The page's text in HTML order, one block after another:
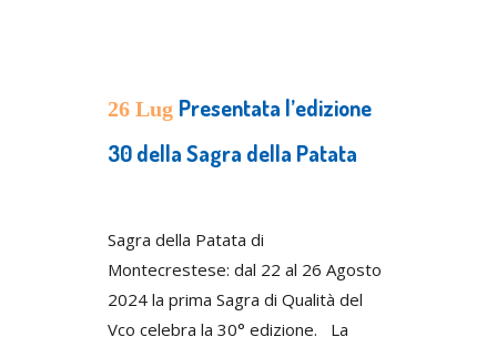
26 Lug Presentata l’edizione
30 della Sagra della Patata
Sagra della Patata di
Montecrestese: dal 22 al 26 Agosto
2024 la prima Sagra di Qualità del
Vco celebra la 30° edizione. La